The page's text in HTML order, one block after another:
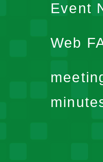
Event
Web